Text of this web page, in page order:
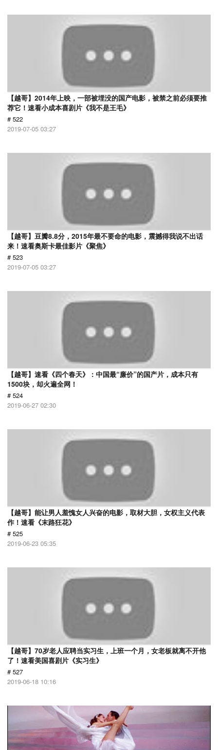
【越哥】2014年上映，一部被埋没的国产电影，被禁之前必须要推
荐它！速看小成本喜剧片《我不是王毛》
# 522
2019-07-05 03:27
【越哥】豆瓣8.8分，2015年最不要命的电影，震撼得我说不出话
来！速看奥斯卡最佳影片《聚焦》
# 523
2019-07-05 03:27
【越哥】速看《四个春天》：中国最“廉价”的国产片，成本只有
1500块，却火遍全网！
# 524
2019-06-27 02:30
【越哥】能让男人羞愧女人兴奋的电影，取材大胆，女权主义代表
作！速看《末路狂花》
# 525
2019-06-23 05:35
【越哥】70岁老人应聘当实习生，上班一个月，女老板就离不开他
了！速看美国喜剧片《实习生》
# 527
2019-06-18 10:16